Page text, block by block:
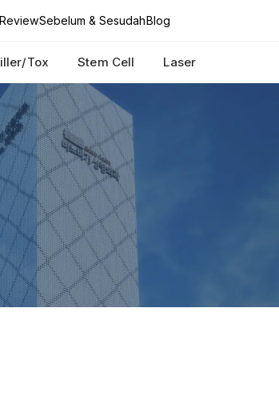
Sebelum & SesudahBlog
Tox Stem Cell Laser